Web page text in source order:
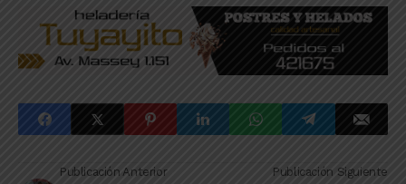
Publicación Anterior Publicación Siguiente